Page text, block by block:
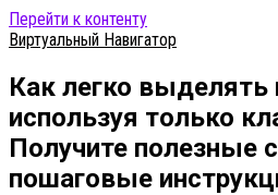
Перейти к контенту
Виртуальный Навигатор
Как легко выделять
используя только
Получите полезные
пошаговые